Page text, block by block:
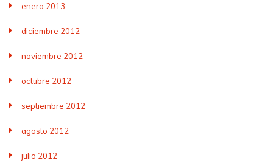
enero 2013
diciembre 2012
noviembre 2012
octubre 2012
septiembre 2012
agosto 2012
julio 2012